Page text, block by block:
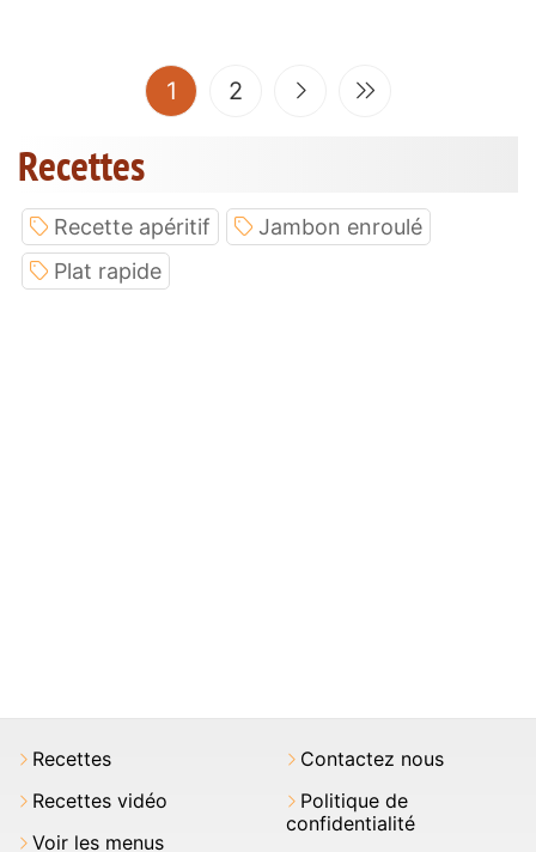
1 (current)
2
Recettes
Recette apéritif
Jambon enroulé
Plat rapide
Recettes
Recettes vidéo
Voir les menus
Contactez nous
Politique de
confidentialité